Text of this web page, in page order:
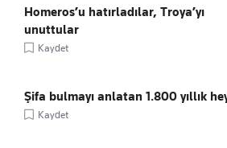
Homeros’u hatırladılar, Troya’yı
unuttular
Kaydet
Şifa bulmayı anlatan 1.800 yıllık
Kaydet